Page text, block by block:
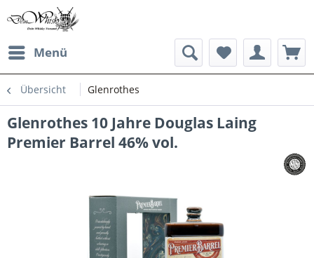
Menü
Übersicht Glenrothes
Glenrothes 10 Jahre Douglas Laing
Premier Barrel 46% vol.